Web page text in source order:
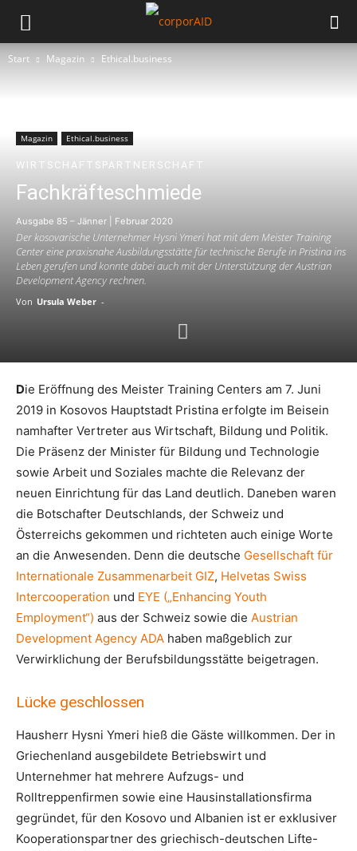
Start Magazin Ethical.business
Magazin Ethical.business
WIRTSCHAFTSPARTNERSCHAFT
Fachkräfteschmiede
Ausgabe 85 – Jänner | Februar 2020
Der kosovarische Unternehmer Hysni Ymeri hat mit dem Meister Training
Center eine praxisnahe Ausbildungsstätte für technische Berufe in Pristina ins
Leben gerufen und konnte dabei auch mit der Unterstützung der Austrian
Development Agency rechnen.
Von Ursula Weber -
Die Eröffnung des Meister Training Centers am 7. Juni
2019 in Kosovos Hauptstadt Pristina erfolgte im Beisein
namhafter Vertreter aus Wirtschaft, Bildung und Politik.
Die Präsenz der Minister für Bildung und Technologie
sowie Arbeit und Soziales machte die Relevanz der
neuen Einrichtung für das Land deutlich. Daneben waren
die Botschafter Deutschlands, der Schweiz und
Österreichs gekommen und richteten auch einige Worte
an die Anwesenden. Denn die deutsche Gesellschaft für
Internationale Zusammenarbeit GIZ, Helvetas Swiss
Intercooperation und EYE („Enhancing Youth
Employment“) aus der Schweiz sowie die Austrian
Development Agency ADA haben maßgeblich zur
Verwirklichung der Berufsbildungsstätte beigetragen.
Lücke geschlossen
Hausherr Hysni Ymeri hieß die Gäste willkommen. Der in
Griechenland ausgebildete Betriebswirt und
Unternehmer hat mehrere Aufzugs- und
Rolltreppenfirmen sowie eine Hausinstallationsfirma
gegründet, für den Kosovo und Albanien ist er exklusiver
Kooperationspartner des griechisch-deutschen Lifte-